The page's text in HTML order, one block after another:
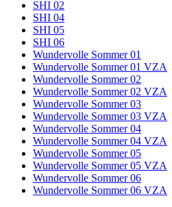
SHI 02
SHI 04
SHI 05
SHI 06
Wundervolle Sommer 01
Wundervolle Sommer 01 VZA
Wundervolle Sommer 02
Wundervolle Sommer 02 VZA
Wundervolle Sommer 03
Wundervolle Sommer 03 VZA
Wundervolle Sommer 04
Wundervolle Sommer 04 VZA
Wundervolle Sommer 05
Wundervolle Sommer 05 VZA
Wundervolle Sommer 06
Wundervolle Sommer 06 VZA